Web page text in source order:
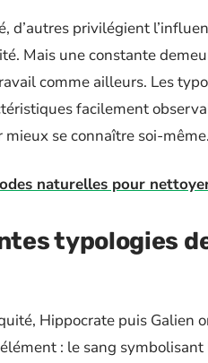
d’autres privilégient
Mais une constante
comme ailleurs. Les
facilement
se connaître soi-même.
naturelles pour
typologies
Hippocrate puis Galien
: le sang symbolisant